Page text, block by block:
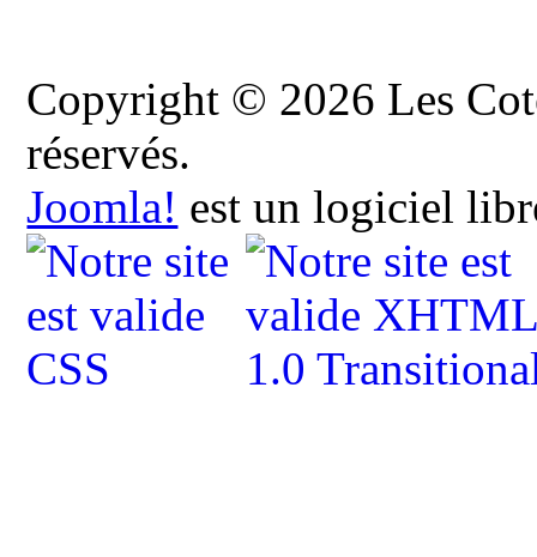
Copyright © 2026 Les
réservés.
Joomla! est un logiciel